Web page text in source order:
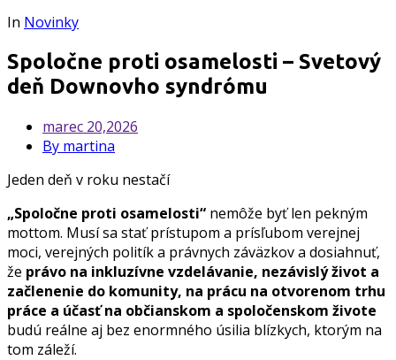
In Novinky
Spoločne proti osamelosti – Svetový
deň Downovho syndrómu
marec 20,2026
By martina
Jeden deň v roku nestačí
„Spoločne proti osamelosti“ nemôže byť len pekným
mottom. Musí sa stať prístupom a prísľubom verejnej
moci, verejných politík a právnych záväzkov a dosiahnuť,
že právo na inkluzívne vzdelávanie, nezávislý život a
začlenenie do komunity, na prácu na otvorenom trhu
práce a účasť na občianskom a spoločenskom živote
budú reálne aj bez enormného úsilia blízkych, ktorým na
tom záleží.